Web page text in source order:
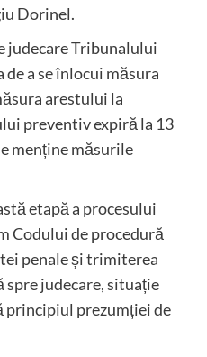
Dorinel.
judecare Tribunalului
a se înlocui măsura
arestului la
preventiv expiră la 13
menține măsurile
etapă a procesului
Codului de procedură
penale și trimiterea
judecare, situație
principiul prezumției de